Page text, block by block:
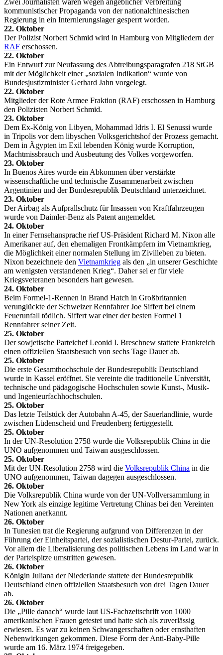
kommunistischer Propaganda von der nationalchinesischen
Regierung in ein Internierungslager gesperrt worden.
22. Oktober
Der Polizist Norbert Schmid wird in Hamburg von Mitgliedern der
RAF erschossen.
22. Oktober
Ein Entwurf zur Neufassung des Abtreibungsparagrafen 218 StGB
mit der Möglichkeit einer „sozialen Indikation“ wurde von
Bundesjustizminister Gerhard Jahn vorgelegt.
22. Oktober
Mitglieder der Rote Armee Fraktion (RAF) erschossen in Hamburg
den Polizisten Norbert Schmid.
23. Oktober
Dem Ex-König von Libyen, Mohammad Idris I. El Senussi wurde
in Tripolis vor dem libyschen Volksgerichtshof der Prozess gemacht.
Dem in Ägypten im Exil lebenden König wurde Korruption,
Machtmissbrauch und Ausbeutung des Volkes vorgeworfen.
23. Oktober
In Buenos Aires wurde ein Abkommen über verstärkte
wissenschaftliche und technische Zusammenarbeit zwischen
Argentinien und der Bundesrepublik Deutschland unterzeichnet.
23. Oktober
Der Airbag als Aufprallschutz für Insassen von Kraftfahrzeugen
wurde von Daimler-Benz als Patent angemeldet.
24. Oktober
In einer Fernsehansprache rief US-Präsident Richard M. Nixon alle
Amerikaner auf, den ehemaligen Frontkämpfern im Vietnamkrieg,
die Möglichkeit einer normalen Stellung im Zivilleben zu bieten.
Nixon bezeichnete den Vietnamkrieg als den „in unserer Geschichte
am wenigsten verstandenen Krieg“. Daher sei er für viele
Kriegsveteranen besonders hart gewesen.
24. Oktober
Beim Formel-1-Rennen in Brand Hatch in Großbritannien
verunglückte der Schweizer Rennfahrer Joe Siffert bei einem
Feuerunfall tödlich. Siffert war einer der besten Formel 1
Rennfahrer seiner Zeit.
25. Oktober
Der sowjetische Parteichef Leonid I. Breschnew stattete Frankreich
einen offiziellen Staatsbesuch von sechs Tage Dauer ab.
25. Oktober
Die erste Gesamthochschule der Bundesrepublik Deutschland
wurde in Kassel eröffnet. Sie vereinte die traditionelle Universität,
technische und pädagogische Hochschulen sowie Kunst-, Musik-
und Ingenieurfachhochschulen.
25. Oktober
Das letzte Teilstück der Autobahn A-45, der Sauerlandlinie, wurde
zwischen Lüdenscheid und Freudenberg fertiggestellt.
25. Oktober
In der UN-Resolution 2758 wurde die Volksrepublik China in die
UNO aufgenommen und Taiwan ausgeschlossen.
25. Oktober
Mit der UN-Resolution 2758 wird die Volksrepublik China in die
UNO aufgenommen, Taiwan dagegen ausgeschlossen.
26. Oktober
Die Volksrepublik China wurde von der UN-Vollversammlung in
New York als einzige legitime Vertretung Chinas bei den Vereinten
Nationen anerkannt.
26. Oktober
In Tunesien trat die Regierung aufgrund von Differenzen in der
Führung der Einheitspartei, der sozialistischen Destur-Partei, zurück.
Vor allem die Liberalisierung des politischen Lebens im Land war in
der Parteispitze umstritten gewesen.
26. Oktober
Königin Juliana der Niederlande stattete der Bundesrepublik
Deutschland einen offiziellen Staatsbesuch von drei Tagen Dauer
ab.
26. Oktober
Die „Pille danach“ wurde laut US-Fachzeitschrift von 1000
amerikanischen Frauen getestet und hatte sich als zuverlässig
erwiesen. Es war zu keinen Schwangerschaften oder ernsthaften
Nebenwirkungen gekommen. Diese Form der Anti-Baby-Pille
wurde am 16. März 1974 freigegeben.